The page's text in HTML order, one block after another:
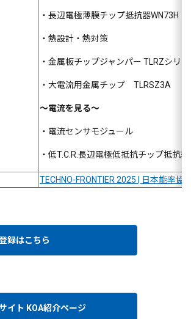
・長辺電極薄膜チップ抵抗器WN73H
・熱設計・熱対策
・金属板チップジャンパー TLRZシリ
・大電流用金属チップ TLRSZ3A
～電流を見る～
・電流センサモジュール
・低T.C.R.長辺電極低抵抗チップ抵抗器
TECHNO-FRONTIER 2025 | 日本能率協
録はこちら
イト KOA紹介ページ